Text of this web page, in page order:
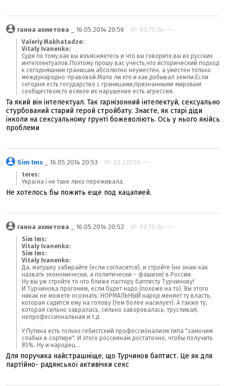
ганна ахметова _ 16.05.2014 20:56 IP: 93.75.34.---
Valeriy Makhatadze:
Vitaly Ivanenko:
Судя по тому,как вы изъясняетесь и что вы говорите,вы из русских
интеллектуалов.Поэтому прошу вас учесть,что исторический подход
к сегодняшним границам абсолютно неуместен, а уместен только
международно-правовой.Мало ли кто и как добывал земли.Если
сегодня есть государство с границами,признанными мировым
сообществом,то всякое их нарушение есть агрессия.
Та який він інтелектуал. Так гарнізонний інтелектуй, сексуально
стурбований старий герой стройбату. Знаєте, як старі діди
інколи на сексуальному грунті божеволіють. Ось у нього якійсь
проблеми
Sim Ims _ 16.05.2014 20:53 IP: 62.221.55.---
teres:
Україна і не таке лихо переживала.
Не хотелось бы пожить еще под кацапией.
ганна ахметова _ 16.05.2014 20:52 IP: 93.75.34.---
Sim Ims:
Vitaly Ivanenko:
Sim Ims:
Vitaly Ivanenko:
Да, матушку забирайте (если согласится), и стройте (не знаю как
назвать экономически, а политически – фашизм) в России.
Ну вы уж стройте то что ближе пастору баптисту Турчинову!
И Турчинова прогоним, если будет надо (похоже на то). Вы этого
никак не можете осознать: НОРМАЛЬНЫЙ народ меняет ту власть,
которая садится ему на голову (тем более насилует). А также ту,
которая сильно завралась, сильно заворовалась, трусливая,
непрофессиональная и т.д.
У Путина есть только гебистский профессионализм типа "замочим
слабых в сортире". И этого россиянам достаточно, чтобы получить
85%. Ну и народец...
Для поручика найстрашніще, що Турчинов баптист. Це як для
партійно- радянської активічки секс